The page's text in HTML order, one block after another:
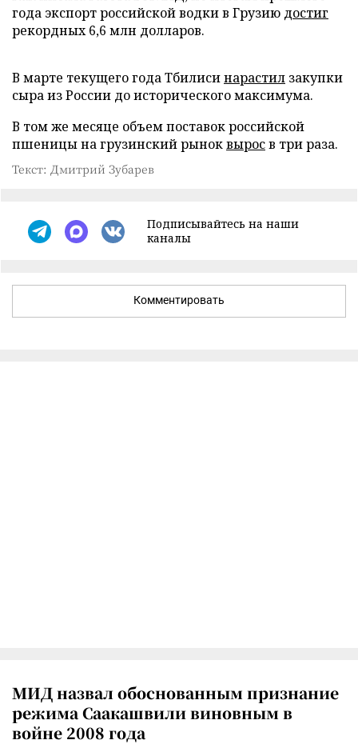
года экспорт российской водки в Грузию достиг
рекордных 6,6 млн долларов.
В марте текущего года Тбилисинарастил закупки
сыра из России до исторического максимума.
В том же месяце объем поставок российской
пшеницы на грузинский рыноквыросв три раза.
Текст: Дмитрий Зубарев
Подписывайтесь на наши
каналы
Комментировать
МИД назвал обоснованным признание
режима Саакашвили виновным в
войне 2008 года